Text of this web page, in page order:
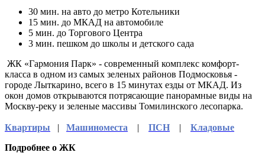
30 мин. на авто до метро Котельники
15 мин. до МКАД на автомобиле
5 мин. до Торгового Центра
3 мин. пешком до школы и детского сада
ЖК «Гармония Парк» - современный комплекс комфорт-
класса в одном из самых зеленых районов Подмосковья -
городе Лыткарино, всего в 15 минутах езды от МКАД. Из
окон домов открываются потрясающие панорамные виды на
Москву-реку и зеленые массивы Томилинского лесопарка.
Квартиры Машиноместа ПСН
Кладовые
Подробнее о ЖК